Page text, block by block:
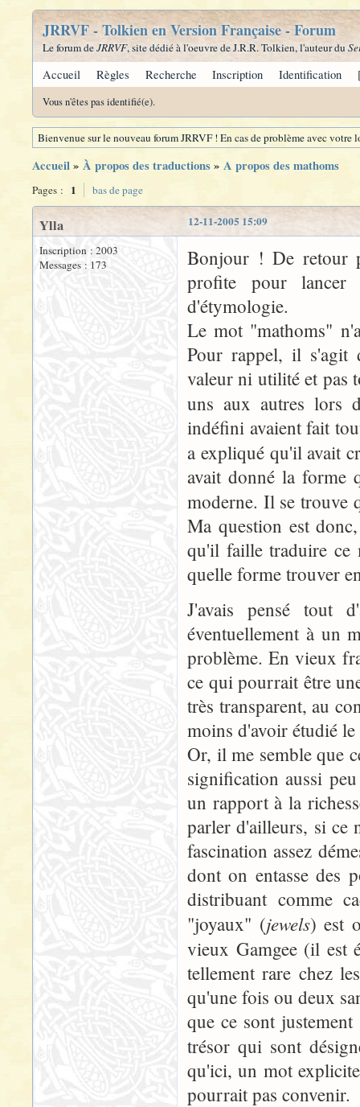
JRRVF - Tolkien en Version Française - Forum
Le forum deJRRVF, site dédié à l'oeuvre de J.R.R. Tolkien, l'auteur du
Accueil Règles Recherche Inscription Identification
Vous n'êtes pas identifié(e).
Bienvenue sur le nouveau forum JRRVF ! En cas de problème avec
Accueil» À propos des traductions» A propos des mathoms
Pages : 1 bas de page
12-11-2005 15:09
Ylla
Inscription : 2003
Messages : 173
Bonjour ! De retour
profite pour
d'étymologie.
Le mot "mathoms"
Pour rappel, il s'agit
valeur ni utilité et pas
uns aux autres lors
indéfini avaient fait
a expliqué qu'il avait
avait donné la forme
moderne. Il se trouve
Ma question est
qu'il faille traduire ce
quelle forme trouver
J'avais pensé tout
éventuellement à un
problème. En vieux
ce qui pourrait être
très transparent, au
moins d'avoir étudié
Or, il me semble que
signification aussi
un rapport à la
parler d'ailleurs, si ce
fascination assez
dont on entasse des
distribuant comme
"joyaux" (jewels) est
vieux Gamgee (il est
tellement rare chez
qu'une fois ou deux
que ce sont
trésor qui sont
qu'ici, un mot
pourrait pas convenir.